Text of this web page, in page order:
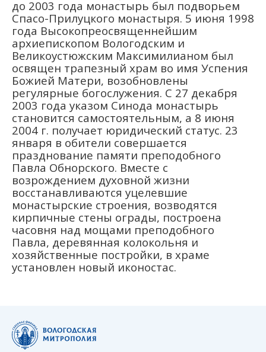
до 2003 года монастырь был подворьем
Спасо-Прилуцкого монастыря. 5 июня 1998
года Высокопреосвященнейшим
архиепископом Вологодским и
Великоустюжским Максимилианом был
освящен трапезный храм во имя Успения
Божией Матери, возобновлены
регулярные богослужения. С 27 декабря
2003 года указом Синода монастырь
становится самостоятельным, а 8 июня
2004 г. получает юридический статус. 23
января в обители совершается
празднование памяти преподобного
Павла Обнорского. Вместе с
возрождением духовной жизни
восстанавливаются уцелевшие
монастырские строения, возводятся
кирпичные стены ограды, построена
часовня над мощами преподобного
Павла, деревянная колокольня и
хозяйственные постройки, в храме
установлен новый иконостас.